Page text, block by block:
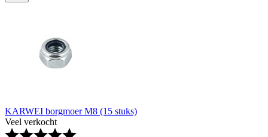
KARWEI borgmoer M8 (15 stuks)
Veel verkocht